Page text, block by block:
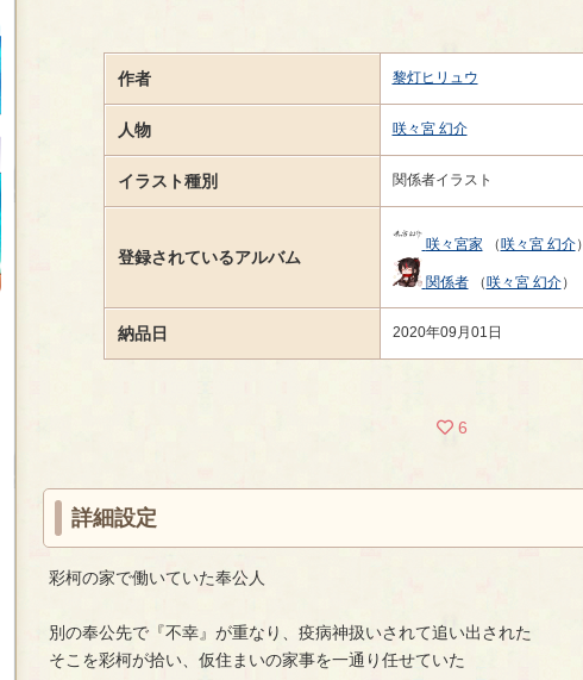
作者 黎灯ヒリュウ
人物 咲々宮 幻介
イラスト種別 関係者イラスト
登録されているアルバム
咲々宮家 （咲々宮 幻介
関係者（咲々宮 幻介）
納品日 2020年09月01日
6
詳細設定
彩柯の家で働いていた奉公人
別の奉公先で『不幸』が重なり、疫病神扱いされて追い出された
そこを彩柯が拾い、仮住まいの家事を一通り任せていた